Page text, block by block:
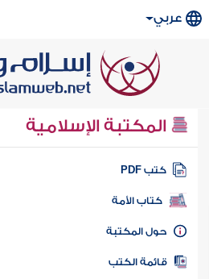
عربي
المكتبة الإسلامية
كتب PDF
كتاب الأمة
المكتبة